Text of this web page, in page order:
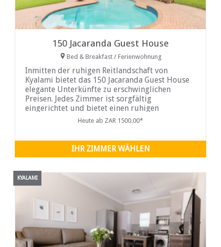
150 Jacaranda Guest House
Bed & Breakfast / Ferienwohnung
Inmitten der ruhigen Reitlandschaft von
Kyalami bietet das 150 Jacaranda Guest House
elegante Unterkünfte zu erschwinglichen
Preisen. Jedes Zimmer ist sorgfältig
eingerichtet und bietet einen ruhigen
Rückzugsort mit Komfort und einem
Kyalami Grand Prix Circuit, des
Heute ab ZAR 1500.00*
IHR ZIMMER WÄHLEN
KYALAMI